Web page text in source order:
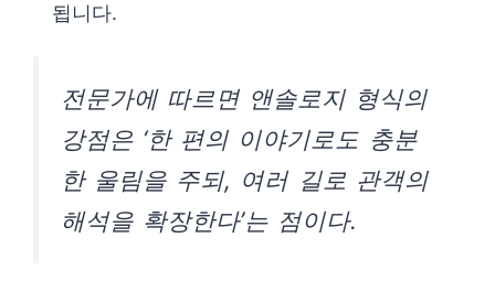
됩니다.
전문가에 따르면 앤솔로지 형식의
강점은 ‘한 편의 이야기로도 충분
한 울림을 주되, 여러 길로 관객의
해석을 확장한다’는 점이다.